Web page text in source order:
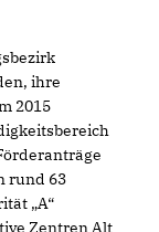
ihre
2015
rund 63
„A“
Zentren Alt